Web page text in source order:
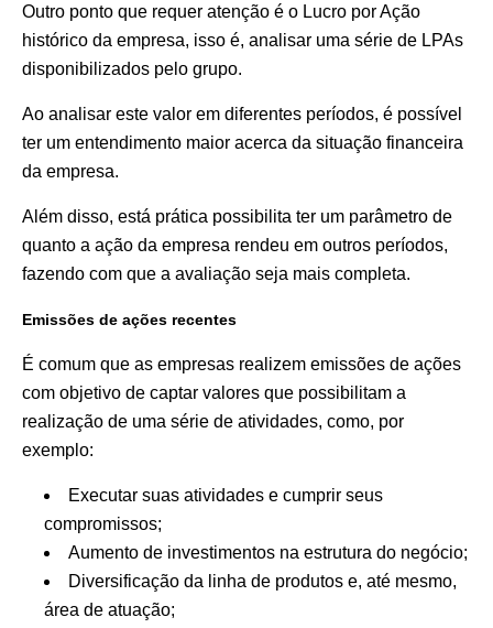
Outro ponto que requer atenção é o Lucro por Ação
histórico da empresa, isso é, analisar uma série de LPAs
disponibilizados pelo grupo.
Ao analisar este valor em diferentes períodos, é possível
ter um entendimento maior acerca da situação financeira
da empresa.
Além disso, está prática possibilita ter um parâmetro de
quanto a ação da empresa rendeu em outros períodos,
fazendo com que a avaliação seja mais completa.
Emissões de ações recentes
É comum que as empresas realizem emissões de ações
com objetivo de captar valores que possibilitam a
realização de uma série de atividades, como, por
exemplo:
Executar suas atividades e cumprir seus
compromissos;
Aumento de investimentos na estrutura do negócio;
Diversificação da linha de produtos e, até mesmo,
área de atuação;